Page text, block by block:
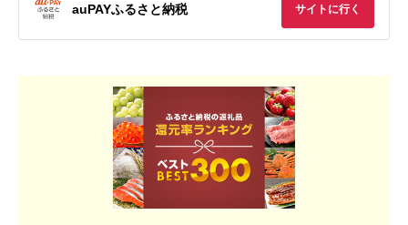
auPAYふるさと納税 サイトに行く